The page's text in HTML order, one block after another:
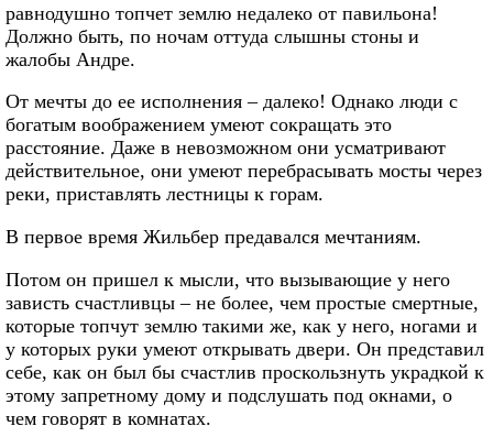
равнодушно топчет землю недалеко от павильона!
Должно быть, по ночам оттуда слышны стоны и
жалобы Андре.
От мечты до ее исполнения – далеко! Однако люди с
богатым воображением умеют сокращать это
расстояние. Даже в невозможном они усматривают
действительное, они умеют перебрасывать мосты через
реки, приставлять лестницы к горам.
В первое время Жильбер предавался мечтаниям.
Потом он пришел к мысли, что вызывающие у него
зависть счастливцы – не более, чем простые смертные,
которые топчут землю такими же, как у него, ногами и
у которых руки умеют открывать двери. Он представил
себе, как он был бы счастлив проскользнуть украдкой к
этому запретному дому и подслушать под окнами, о
чем говорят в комнатах.